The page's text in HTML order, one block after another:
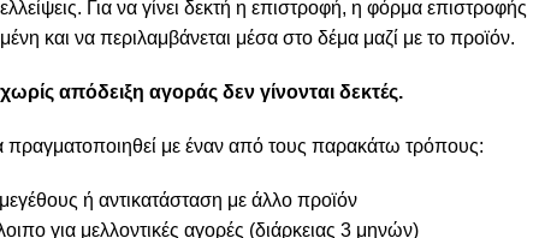
Για να γίνει δεκτή η επιστροφή, η φόρμα επιστροφής
και να περιλαμβάνεται μέσα στο δέμα μαζί με το προϊόν.
απόδειξη αγοράς δεν γίνονται δεκτές.
πραγματοποιηθεί με έναν από τους παρακάτω τρόπους:
ή αντικατάσταση με άλλο προϊόν
για μελλοντικές αγορές (διάρκειας 3 μηνών)